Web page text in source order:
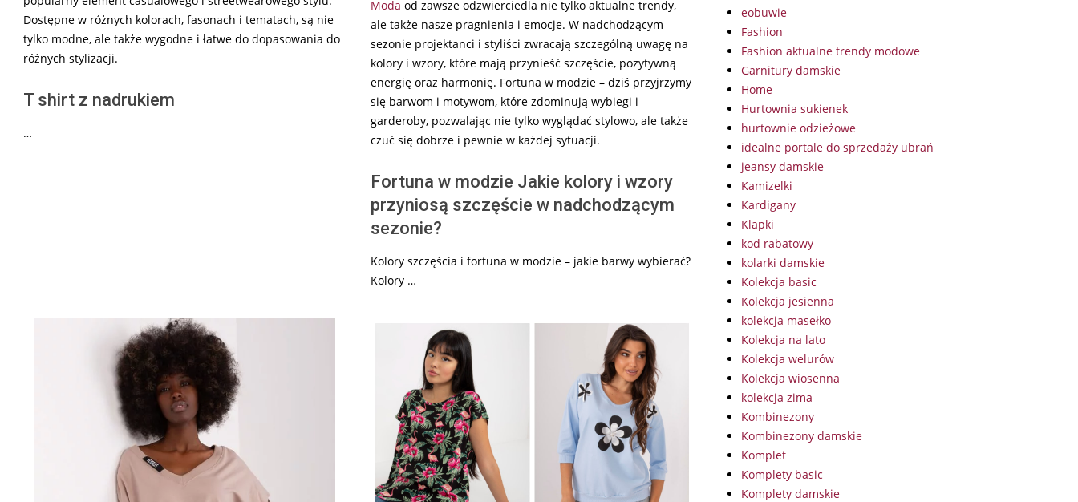
Dostępne w różnych kolorach, fasonach i tematach, są nie
tylko modne, ale także wygodne i łatwe do dopasowania do
różnych stylizacji.
T shirt z nadrukiem
…
Moda od zawsze odzwierciedla nie tylko aktualne trendy,
ale także nasze pragnienia i emocje. W nadchodzącym
sezonie projektanci i styliści zwracają szczególną uwagę na
kolory i wzory, które mają przynieść szczęście, pozytywną
energię oraz harmonię. Fortuna w modzie – dziś przyjrzymy
się barwom i motywom, które zdominują wybiegi i
garderoby, pozwalając nie tylko wyglądać stylowo, ale także
czuć się dobrze i pewnie w każdej sytuacji.
Fortuna w modzie Jakie kolory i wzory
przyniosą szczęście w nadchodzącym
sezonie?
Kolory szczęścia i fortuna w modzie – jakie barwy wybierać?
Kolory …
eobuwie
Fashion
Fashion aktualne trendy modowe
Garnitury damskie
Home
Hurtownia sukienek
hurtownie odzieżowe
idealne portale do sprzedaży ubrań
jeansy damskie
Kamizelki
Kardigany
Klapki
kod rabatowy
kolarki damskie
Kolekcja basic
Kolekcja jesienna
kolekcja masełko
Kolekcja na lato
Kolekcja welurów
Kolekcja wiosenna
kolekcja zima
Kombinezony
Kombinezony damskie
Komplet
Komplety basic
Komplety damskie